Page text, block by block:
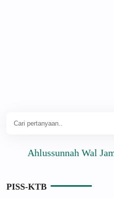
Ahlussunnah Wal Jama'ah
PISS-KTB